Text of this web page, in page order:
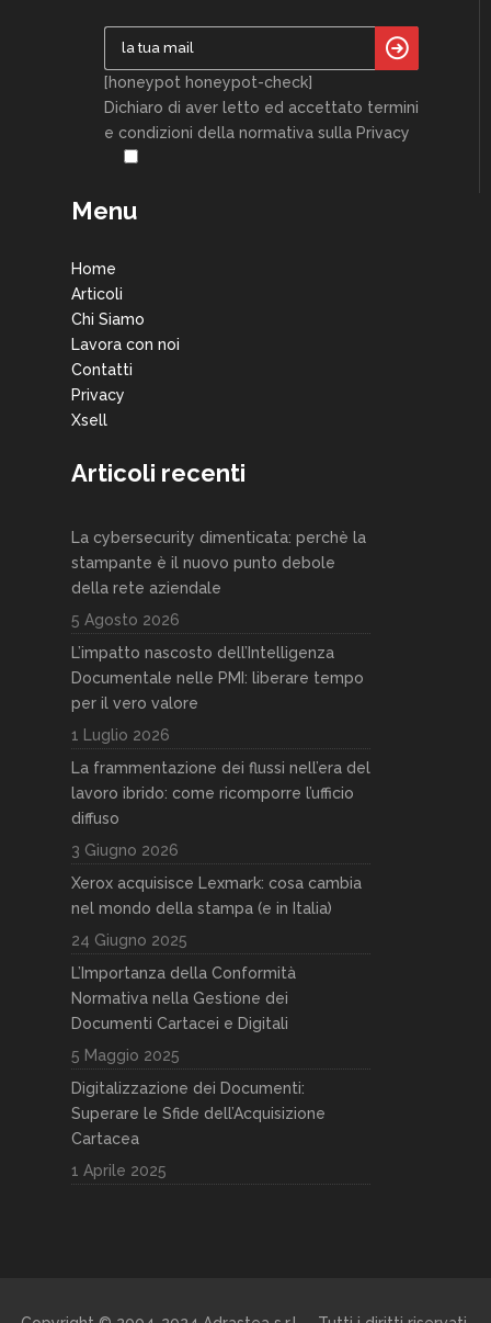
[honeypot honeypot-check]
Dichiaro di aver letto ed accettato termini
e condizioni della normativa sulla Privacy
Menu
Home
Articoli
Chi Siamo
Lavora con noi
Contatti
Privacy
Xsell
Articoli recenti
La cybersecurity dimenticata: perchè la
stampante è il nuovo punto debole
della rete aziendale
5 Agosto 2026
L’impatto nascosto dell’Intelligenza
Documentale nelle PMI: liberare tempo
per il vero valore
1 Luglio 2026
La frammentazione dei flussi nell’era del
lavoro ibrido: come ricomporre l’ufficio
diffuso
3 Giugno 2026
Xerox acquisisce Lexmark: cosa cambia
nel mondo della stampa (e in Italia)
24 Giugno 2025
L’Importanza della Conformità
Normativa nella Gestione dei
Documenti Cartacei e Digitali
5 Maggio 2025
Digitalizzazione dei Documenti:
Superare le Sfide dell’Acquisizione
Cartacea
1 Aprile 2025